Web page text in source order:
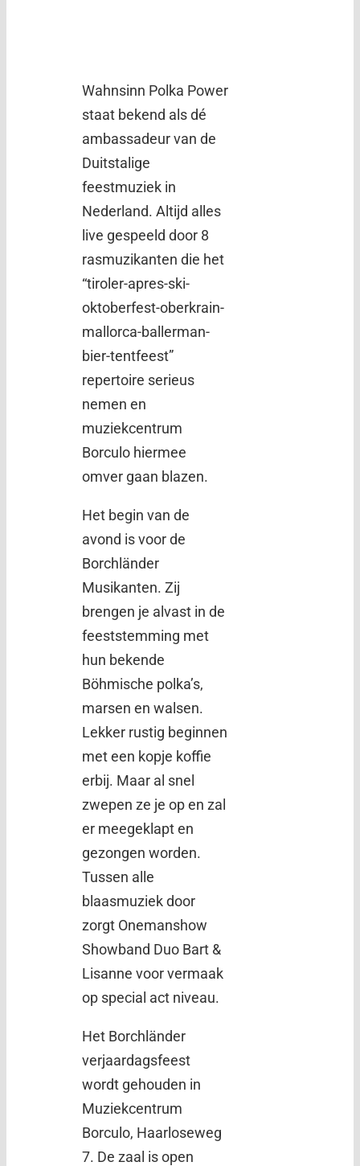
Wahnsinn Polka Power
staat bekend als dé
ambassadeur van de
Duitstalige
feestmuziek in
Nederland. Altijd alles
live gespeeld door 8
rasmuzikanten die het
“tiroler-apres-ski-
oktoberfest-oberkrain-
mallorca-ballerman-
bier-tentfeest”
repertoire serieus
nemen en
muziekcentrum
Borculo hiermee
omver gaan blazen.
Het begin van de
avond is voor de
Borchländer
Musikanten. Zij
brengen je alvast in de
feeststemming met
hun bekende
Böhmische polka’s,
marsen en walsen.
Lekker rustig beginnen
met een kopje koffie
erbij. Maar al snel
zwepen ze je op en zal
er meegeklapt en
gezongen worden.
Tussen alle
blaasmuziek door
zorgt Onemanshow
Showband Duo Bart &
Lisanne voor vermaak
op special act niveau.
Het Borchländer
verjaardagsfeest
wordt gehouden in
Muziekcentrum
Borculo, Haarloseweg
7. De zaal is open